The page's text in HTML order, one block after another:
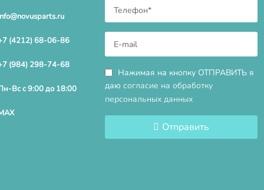
(4212) 68-06-86
(984) 298-74-68
Вс с 9:00 до 18:00
Нажимая на кнопку ОТПРАВИТЬ я
даю согласие на обработку
персональных данных
Отправить